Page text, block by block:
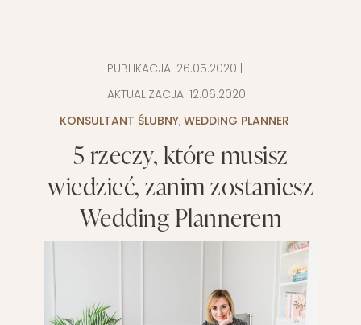
PUBLIKACJA: 26.05.2020
AKTUALIZACJA: 12.06.2020
KONSULTANT ŚLUBNY, WEDDING PLANNER
5 rzeczy, które musisz
wiedzieć, zanim zostaniesz
Wedding Plannerem